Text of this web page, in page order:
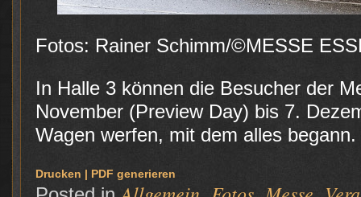
Fotos: Rainer Schimm/©MESSE
In Halle 3 können die Besucher der
November (Preview Day) bis 7.
Wagen werfen, mit dem alles begann.
Drucken | PDF generieren